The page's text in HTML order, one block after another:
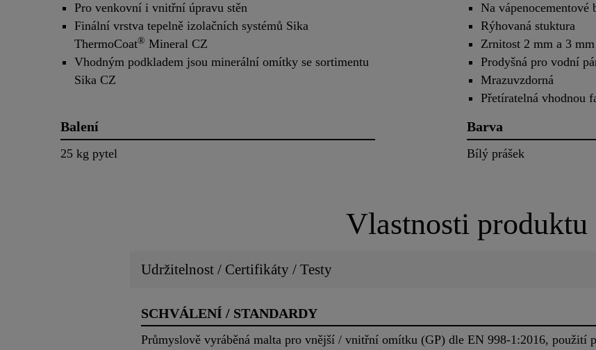
Pro venkovní i vnitřní úpravu stěn
Finální vrstva tepelně izolačních systémů Sika
ThermoCoat® Mineral CZ
Vhodným podkladem jsou minerální omítky se sortimentu
Sika CZ
Na vápenocementové
Rýhovaná stuktura
Zrnitost 2 mm a 3 mm
Prodyšná pro vodní
Mrazuvzdorná
Přetíratelná vhodnou
Balení
25 kg pytel
Barva
Bílý prášek
Vlastnosti produktu
Udržitelnost / Certifikáty / Testy
SCHVÁLENÍ / STANDARDY
Průmyslově vyráběná malta pro vnější / vnitřní omítku (GP) dle EN 998-1:2016, použití